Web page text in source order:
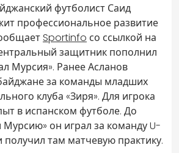
футболист Саид
профессиональное развитие
Sportinfo со ссылкой на
защитник пополнил
Мурсия». Ранее Асланов
за команды младших
клуба «Зиря». Для игрока
в испанском футболе. До
Мурсию» он играл за команду U-
получил там матчевую практику.